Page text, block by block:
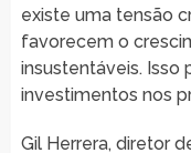
existe uma tensão
favorecem o
insustentáveis. Isso
investimentos nos
Gil Herrera, diretor